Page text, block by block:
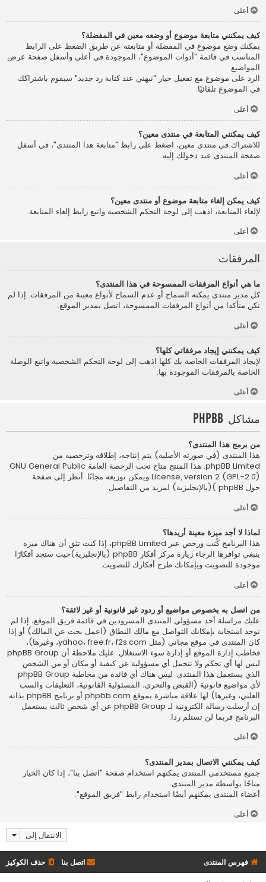
أعلى
كيف يمكنني متابعة موضوع أو وضعه معين في المفضلة؟
يمكنك وضع موضوع في المفضلة أو متابعته عن طريق الضغط على الرابط
المناسب في قائمة "أدوات الموضوع"، الموجودة في أعلى وأسفل صفحة عرض
المواضيع.
الرد على موضوع مع تفعيل خيار "نبهني عند كتابة رد جديد" سيقوم باشتراكك
في الموضوع تلقائيًا.
أعلى
كيف يمكنني المتابعة في منتدى معين؟
للاشتراك في منتدى معين، اضغط على رابط "متابعة هذا المنتدى"، في أسفل
صفحة المنتدى عند دخولك إليه.
أعلى
كيف يمكن إلغاء متابعة موضوع أو منتدى معين؟
لإلغاء المتابعة، اذهب إلى لوحة التحكم الشخصية واتبع رابط إلغاء المتابعة.
أعلى
المرفقات
ما هي أنواع المرفقات الممسوحة في هذا المنتدى؟
كل مدير منتدى يمكنه السماح أو عدم السماح لأنواع معينة من المرفقات. إذا لم
تكن متأكدا من أنواع المرفقات الممسوحة، اتصل بمدير الموقع.
أعلى
كيف يمكنني إيجاد مرفقاتي كلها؟
لإيجاد المرفقات الخاصة بك كلها اذهب إلى لوحة التحكم الشخصية واتبع الوصلة
الخاصة بالمرفقات الموجودة بها.
أعلى
مشاكل phpBB
من برمج هذا المنتدى؟
هذا المنتدى (في صورته الأصلية) يتم إنتاجه، إطلاقه وترخصيه من
phpBB Limited
. هذا المنتج متاح تحت الرخصة العامة GNU General Public
License, version 2 (GPL-2.0) ويمكن توزيعه مجانًا. أنظر إلى صفحة
حول phpBB )(بالإنجليزية)
لمزيد من التفاصيل.
أعلى
لماذا لا أجد ميزة معينة أريدها؟
هذا البرنامج كُتب ورخص عبر phpBB Limited، إذا كنت تثق أن هناك ميزة
ينبغي توافرها الرجاء زيارة مركز أفكار phpBB (بالإنجليزية)
حيث ستجد أفكارًا
موجودة للتصويت وبإمكانك طرح أفكارك للتصويت.
أعلى
من اتصل به بخصوص مواضيع أو ردود غير قانونية أو غير لائقة؟
عليك مراسلة أحد مسؤولي المنتدى المسرودين في قائمة فريق الموقع، إذا لم
توجد استجابة بإمكانك التواصل مع مالك النطاق (اعمل بحث عن المالك) أو إذا
كان المنتدى في موقع مجاني (مثل yahoo، free.fr، f2s.com، وغيرها)،
فخاطب إدارة الموقع أو إدارة سوء الاستغلال. عليك ملاحظة أن phpBB Group
ليس لها أي تحكم ولا تتحمل أي مسؤولية عن كيفية أو مكان أو من الشخص
الذي يستعمل هذا المنتدى. ليس هناك أي فائدة من مخاطبة phpBB Group
لأي مواضيع قانونية (القبض والتحري، المسئولية القانونية، التعليقات والسب
العلني، وغيرها) لها علاقة مباشرة بموقع phpbb.com أو برنامج phpBB بذاته.
إن أرسلت رسالة الكترونية لـ phpBB Group عن أي شخص ثالث يستعمل
البرنامج فربما لن تستلم ردا.
أعلى
كيف يمكنني الاتصال بمدير المنتدى؟
جميع مستخدمي المنتدى يمكنهم استخدام صفحة "اتصل بنا"، إذا كان الخيار
متاحًا بواسطة مدير المنتدى.
أعضاء المنتدى يمكنهم أيضًا استخدام رابط "فريق الموقع".
أعلى
الانتقال إلى
فهرس المنتدى حذف الكوكيز اتصل بنا